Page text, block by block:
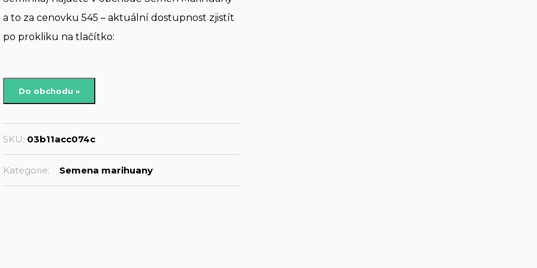
a to za cenovku 545 – aktuální dostupnost zjistít
po prokliku na tlačítko:
Do obchodu »
SKU: 03b11acc074c
Kategorie: Semena marihuany